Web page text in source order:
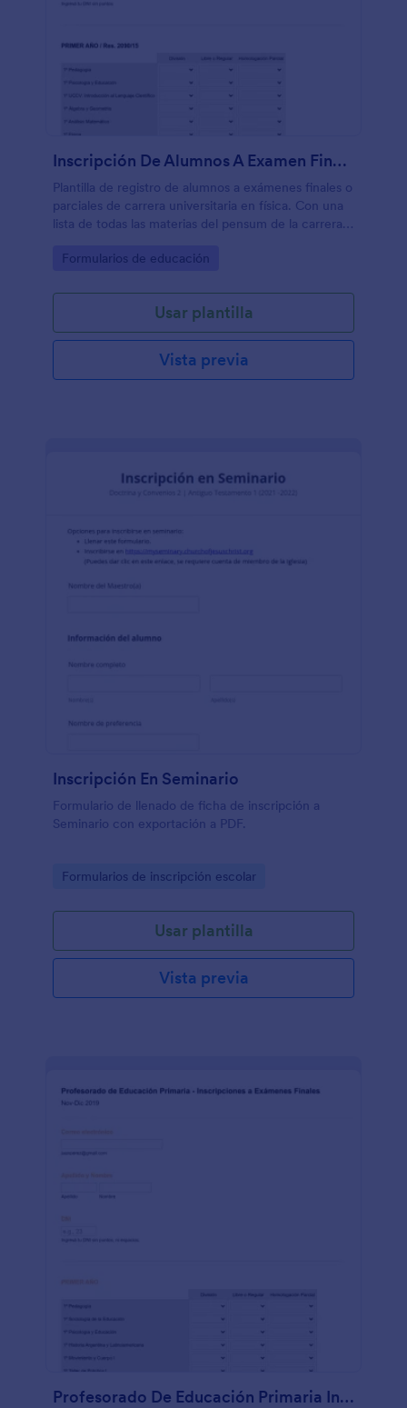
Inscripción De Alumnos A Examen Final Profesorado En Física
Plantilla de registro de alumnos a exámenes finales o
parciales de carrera universitaria en física. Con una
lista de todas las materias del pensum de la carrera,
catedráticos o personal administrativo.
Go to Category:
Formularios de educación
Usar plantilla
Vista previa
Inscripción En Seminario
Formulario de llenado de ficha de inscripción a
Seminario con exportación a PDF.
Go to Category:
Formularios de inscripción escolar
Usar plantilla
Vista previa
Profesorado De Educación Primaria Inscripciones A Exámenes Finales